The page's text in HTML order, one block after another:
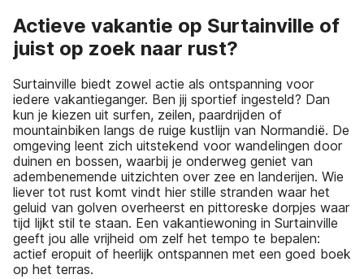
Actieve vakantie op Surtainville of
juist op zoek naar rust?
Surtainville biedt zowel actie als ontspanning voor
iedere vakantieganger. Ben jij sportief ingesteld? Dan
kun je kiezen uit surfen, zeilen, paardrijden of
mountainbiken langs de ruige kustlijn van Normandië. De
omgeving leent zich uitstekend voor wandelingen door
duinen en bossen, waarbij je onderweg geniet van
adembenemende uitzichten over zee en landerijen. Wie
liever tot rust komt vindt hier stille stranden waar het
geluid van golven overheerst en pittoreske dorpjes waar
tijd lijkt stil te staan. Een vakantiewoning in Surtainville
geeft jou alle vrijheid om zelf het tempo te bepalen:
actief eropuit of heerlijk ontspannen met een goed boek
op het terras.